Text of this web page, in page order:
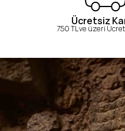
Ücretsiz
750 TL ve üzeri